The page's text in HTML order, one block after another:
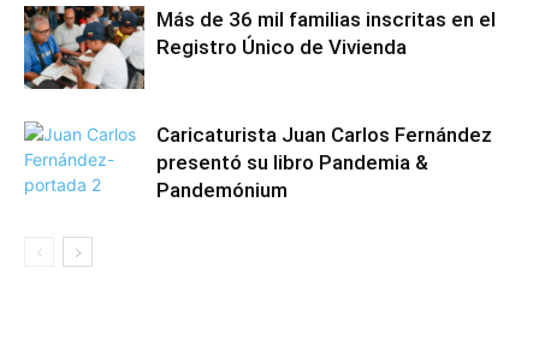
Más de 36 mil familias inscritas en el
Registro Único de Vivienda
Caricaturista Juan Carlos Fernández
presentó su libro Pandemia &
Pandemónium